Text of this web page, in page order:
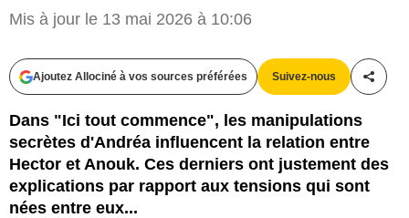
Mis à jour le 13 mai 2026 à 10:06
Ajoutez Allociné à vos sources préférées Suivez-nous
Dans "Ici tout commence", les manipulations
secrètes d'Andréa influencent la relation entre
Hector et Anouk. Ces derniers ont justement des
explications par rapport aux tensions qui sont
nées entre eux...